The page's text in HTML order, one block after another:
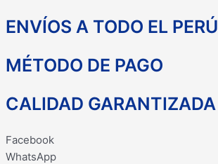
ENVÍOS A TODO EL PERÚ
MÉTODO DE PAGO
CALIDAD GARANTIZADA
Facebook
WhatsApp